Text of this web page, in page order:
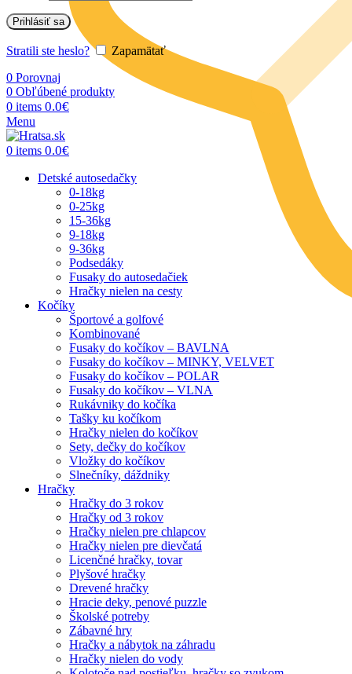
Prihlásiť sa
Stratili ste heslo?
Zapamätať
0 Porovnaj
0 Obľúbené produkty
0 items 0.0€
Menu
0 items 0.0€
Detské autosedačky
0-18kg
0-25kg
15-36kg
9-18kg
9-36kg
Podsedáky
Fusaky do autosedačiek
Hračky nielen na cesty
Kočíky
Športové a golfové
Kombinované
Fusaky do kočíkov – BAVLNA
Fusaky do kočíkov – MINKY, VELVET
Fusaky do kočíkov – POLAR
Fusaky do kočíkov – VLNA
Rukávniky do kočíka
Tašky ku kočíkom
Hračky nielen do kočíkov
Sety, dečky do kočíkov
Vložky do kočíkov
Slnečníky, dáždniky
Hračky
Hračky do 3 rokov
Hračky od 3 rokov
Hračky nielen pre chlapcov
Hračky nielen pre dievčatá
Licenčné hračky, tovar
Plyšové hračky
Drevené hračky
Hracie deky, penové puzzle
Školské potreby
Zábavné hry
Hračky a nábytok na záhradu
Hračky nielen do vody